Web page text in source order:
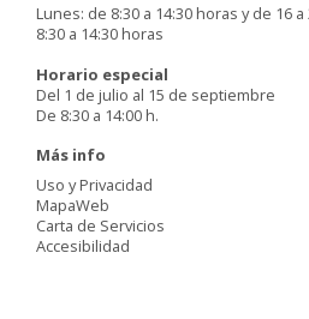
Lunes: de 8:30 a 14:30 horas y de 16
8:30 a 14:30 horas
Horario especial
Del 1 de julio al 15 de septiembre
De 8:30 a 14:00 h.
Más info
Uso y Privacidad
MapaWeb
Carta de Servicios
Accesibilidad